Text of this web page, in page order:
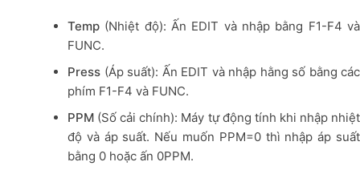
Temp (Nhiệt độ): Ấn EDIT và nhập bằng F1-F4 và
FUNC.
Press (Áp suất): Ấn EDIT và nhập hằng số bằng các
phím F1-F4 và FUNC.
PPM (Số cải chính): Máy tự động tính khi nhập nhiệt
độ và áp suất. Nếu muốn PPM=0 thì nhập áp suất
bằng 0 hoặc ấn 0PPM.